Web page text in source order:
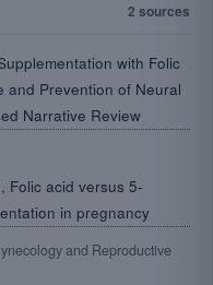
2 sources
with Folic
and Prevention of Neural
Narrative Review
Folic acid versus 5-
in pregnancy
and Reproductive